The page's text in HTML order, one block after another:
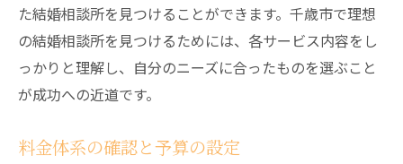
メリットを最大限に引き出す方法
デメリットを軽減する工夫
千歳市の結婚相談所を比較する際に注目すべき
サービス内容
た結婚相談所を見つけることができます。千歳市で理想
の結婚相談所を見つけるためには、各サービス内容をし
っかりと理解し、自分のニーズに合ったものを選ぶこと
が成功への近道です。
料金体系の確認と予算の設定